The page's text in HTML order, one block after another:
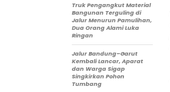
Truk Pengangkut Material
Bangunan Terguling di
Jalur Menurun Pamulihan,
Dua Orang Alami Luka
Ringan
Jalur Bandung–Garut
Kembali Lancar, Aparat
dan Warga Sigap
Singkirkan Pohon
Tumbang